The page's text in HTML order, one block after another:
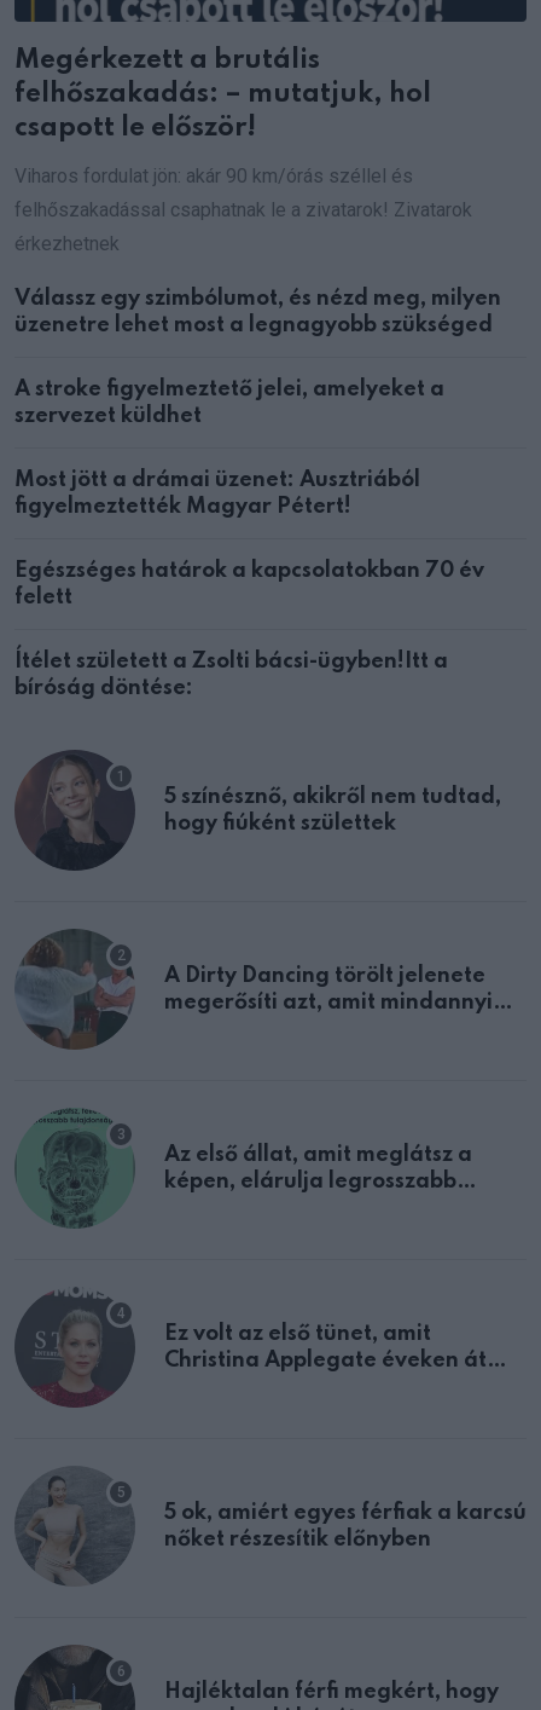
Megérkezett a brutális
felhőszakadás: – mutatjuk, hol
csapott le először!
Viharos fordulat jön: akár 90 km/órás széllel és
felhőszakadással csaphatnak le a zivatarok! Zivatarok
érkezhetnek
Válassz egy szimbólumot, és nézd meg, milyen
üzenetre lehet most a legnagyobb szükséged
A stroke figyelmeztető jelei, amelyeket a
szervezet küldhet
Most jött a drámai üzenet: Ausztriából
figyelmeztették Magyar Pétert!
Egészséges határok a kapcsolatokban 70 év
felett
Ítélet született a Zsolti bácsi-ügyben!Itt a
bíróság döntése:
5 színésznő, akikről nem tudtad,
hogy fiúként születtek
A Dirty Dancing törölt jelenete
megerősíti azt, amit mindannyian
Az első állat, amit meglátsz a
képen, elárulja legrosszabb
Ez volt az első tünet, amit
Christina Applegate éveken át
5 ok, amiért egyes férfiak a karcsú
nőket részesítik előnyben
Hajléktalan férfi megkért, hogy